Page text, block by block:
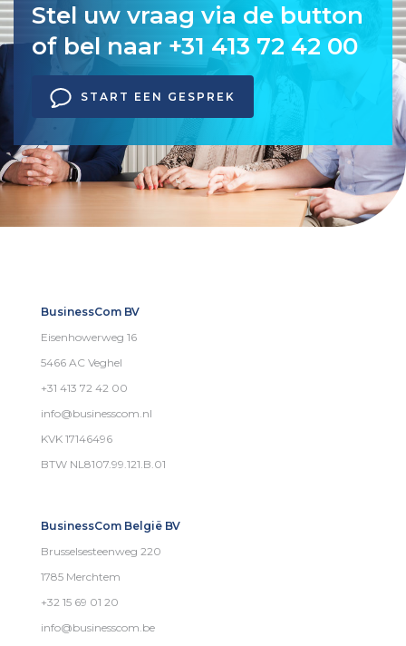
Stel uw vraag via de button
of bel naar +31 413 72 42 00
START EEN GESPREK
BusinessCom BV
Eisenhowerweg 16
5466 AC Veghel
+31 413 72 42 00
info@businesscom.nl
KVK 17146496
BTW NL8107.99.121.B.01
BusinessCom België BV
Brusselsesteenweg 220
1785 Merchtem
+32 15 69 01 20
info@businesscom.be